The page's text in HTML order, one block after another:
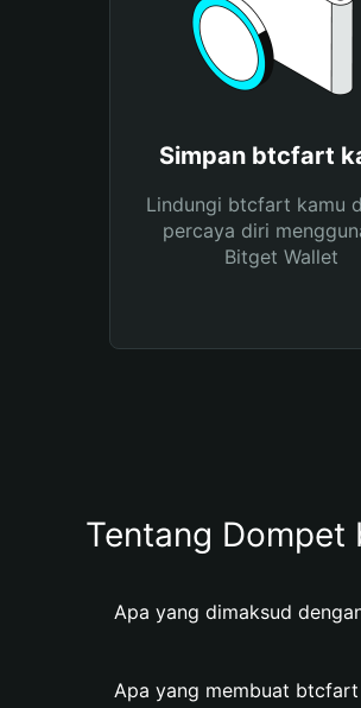
Simpan btcfart
Lindungi btcfart kamu
percaya diri
Bitget Wallet
Tentang
Apa yang dimaksud
Apa yang membuat btcfart